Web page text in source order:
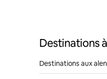
Destinations
Destinations aux